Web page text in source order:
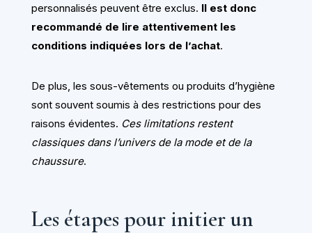
personnalisés peuvent être exclus. Il est donc
recommandé de lire attentivement les
conditions indiquées lors de l’achat.
De plus, les sous-vêtements ou produits d’hygiène
sont souvent soumis à des restrictions pour des
raisons évidentes. Ces limitations restent
classiques dans l’univers de la mode et de la
chaussure.
Les étapes pour initier un